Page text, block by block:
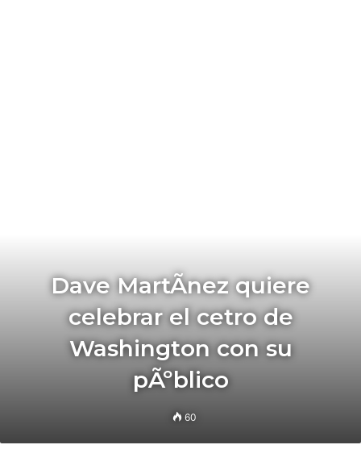
Dave MartÃ­nez quiere
celebrar el cetro de
Washington con su
pÃºblico
60